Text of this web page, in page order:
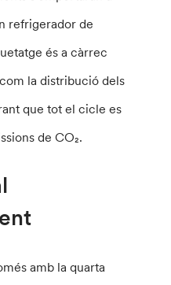
refrigerador de
és a càrrec
la distribució dels
que tot el cicle es
de CO₂.
amb la quarta